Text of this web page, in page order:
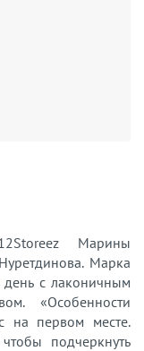
Марины
Марка
с лаконичным
«Особенности
на первом месте.
подчеркнуть